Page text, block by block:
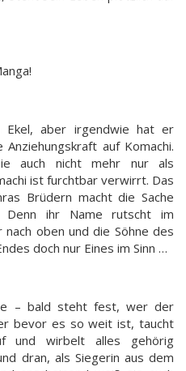
Ekel, aber irgendwie hat er
auf Komachi.
auch nicht mehr nur als
ist furchtbar verwirrt. Das
Brüdern macht die Sache
Denn ihr Name rutscht im
oben und die Söhne des
doch nur Eines im Sinn …
– bald steht fest, wer der
bevor es so weit ist, taucht
und wirbelt alles gehörig
dran, als Siegerin aus dem